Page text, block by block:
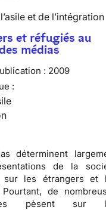
et de l’intégration
et réfugiés au
médias
: 2009
:
déterminent
de la
sur les étrangers et
de
pèsent sur